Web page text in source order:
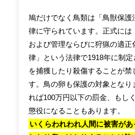
鳩だけでなく鳥類は「鳥獣保護
律に守られています。正式には
および管理ならびに狩猟の適正
律」という法律で1918年に制
を捕獲したり殺傷することが禁
す。鳥の卵も保護の対象となり
れば100万円以下の罰金、もし
懲役になることもあります。
いくらわれわれ人間に被害が